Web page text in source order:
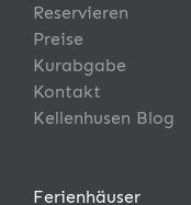
Reservieren
Preise
Kurabgabe
Kontakt
Kellenhusen Blog
Ferienhäuser